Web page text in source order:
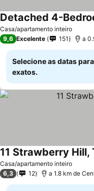
Casa/apartamento inteiro
9,6 Excelente 151 a
Selecione as datas
exatos.
Casa/apartamento inteiro
11 Strawberry Hill,
6,3 12 a 1.8 km de